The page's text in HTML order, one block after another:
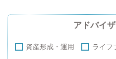
アドバイ
資産形成・運用 ライフ